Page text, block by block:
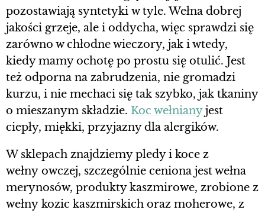
pozostawiają syntetyki w tyle. Wełna dobrej
jakości grzeje, ale i oddycha, więc sprawdzi się
zarówno w chłodne wieczory, jak i wtedy,
kiedy mamy ochotę po prostu się otulić. Jest
też odporna na zabrudzenia, nie gromadzi
kurzu, i nie mechaci się tak szybko, jak tkaniny
o mieszanym składzie. Koc wełnianyjest
ciepły, miękki, przyjazny dla alergików.
W sklepach znajdziemy pledy i koce z
wełny owczej, szczególnie ceniona jest wełna
merynosów, produkty kaszmirowe, zrobione z
wełny kozic kaszmirskich oraz moherowe, z